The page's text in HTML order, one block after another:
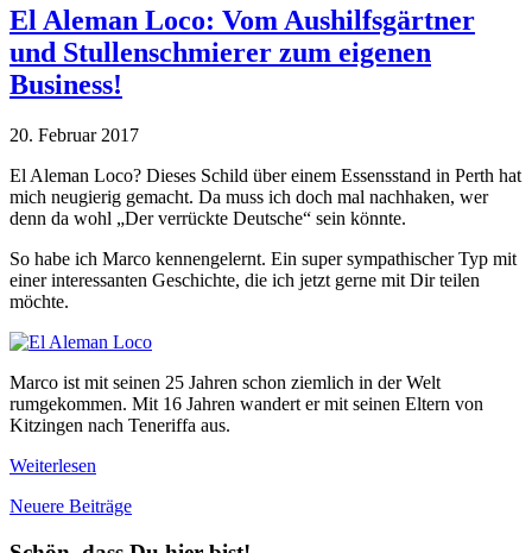
Vollzeit
Vanlife
in
Deutschland-
11
an
Lücke“
El Aleman Loco: Vom Aushilfsgärtner
und Stullenschmierer zum eigenen
Business!
20. Februar 2017
El Aleman Loco? Dieses Schild über einem Essensstand in Perth hat
mich neugierig gemacht. Da muss ich doch mal nachhaken, wer
denn da wohl „Der verrückte Deutsche“ sein könnte.
So habe ich Marco kennengelernt. Ein super sympathischer Typ mit
einer interessanten Geschichte, die ich jetzt gerne mit Dir teilen
möchte.
Marco ist mit seinen 25 Jahren schon ziemlich in der Welt
rumgekommen. Mit 16 Jahren wandert er mit seinen Eltern von
Kitzingen nach Teneriffa aus.
Weiterlesen
Loco:
Beitragsnavigation
Neuere Beiträge